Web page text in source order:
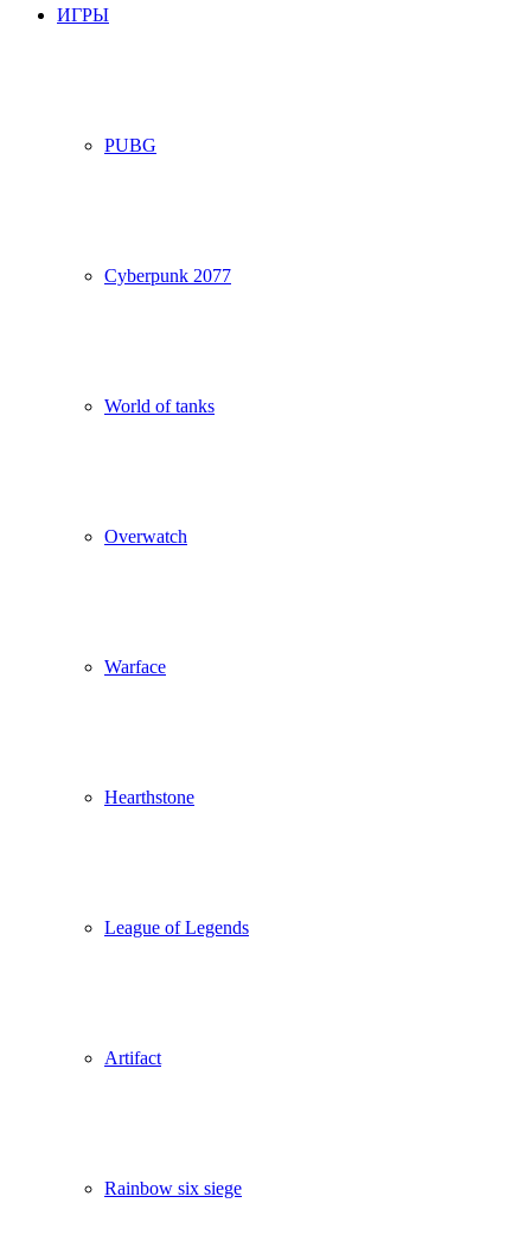
ИГРЫ
PUBG
Cyberpunk 2077
World of tanks
Overwatch
Warface
Hearthstone
League of Legends
Artifact
Rainbow six siege